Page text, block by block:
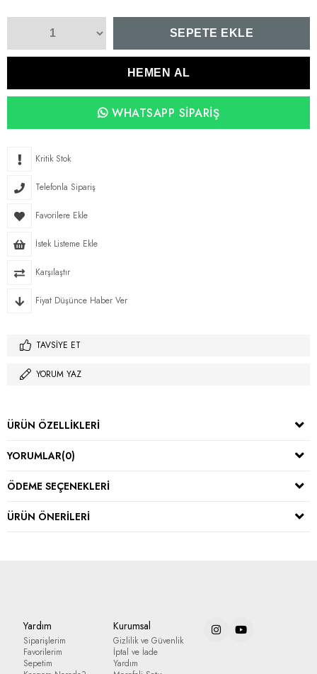
WHATSAPP SIPARIŞ
Kritik Stok
Telefonla Sipariş
Favorilere Ekle
İstek Listeme Ekle
Karşılaştır
Fiyat Düşünce Haber Ver
TAVSIYE ET
YORUM YAZ
ÜRÜN ÖZELLIKLERI
YORUMLAR(0)
ÖDEME SEÇENEKLERI
ÜRÜN ÖNERILERI
Yardım
Siparişlerim
Favorilerim
Sepetim
Kurumsal
Gizlilik ve Güvenlik
İptal ve İade
Yardım